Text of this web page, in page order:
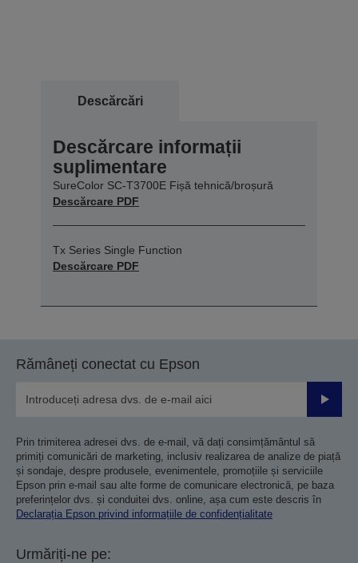
Descărcări
Descărcare informații
suplimentare
SureColor SC-T3700E Fișă tehnică/broșură
Descărcare PDF
Tx Series Single Function
Descărcare PDF
Rămâneți conectat cu Epson
Prin trimiterea adresei dvs. de e-mail, vă dați consimțământul să
primiți comunicări de marketing, inclusiv realizarea de analize de piață
și sondaje, despre produsele, evenimentele, promoțiile și serviciile
Epson prin e-mail sau alte forme de comunicare electronică, pe baza
preferințelor dvs. și conduitei dvs. online, așa cum este descris în
Declarația Epson privind informațiile de confidențialitate
Urmăriți-ne pe: